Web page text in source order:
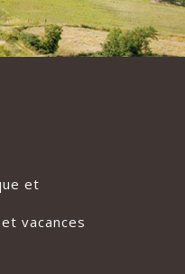
et
vacances